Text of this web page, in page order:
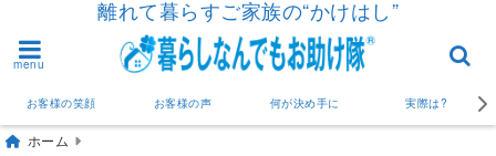
離れて暮らすご家族の“かけはし”
menu
お客様の笑顔 お客様の声 何が決め手に 実際は?
ホーム